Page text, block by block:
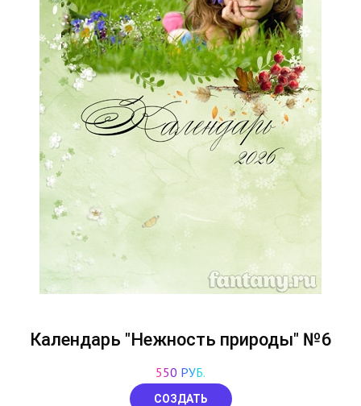
Календарь "Нежность природы" №6
550 РУБ.
СОЗДАТЬ